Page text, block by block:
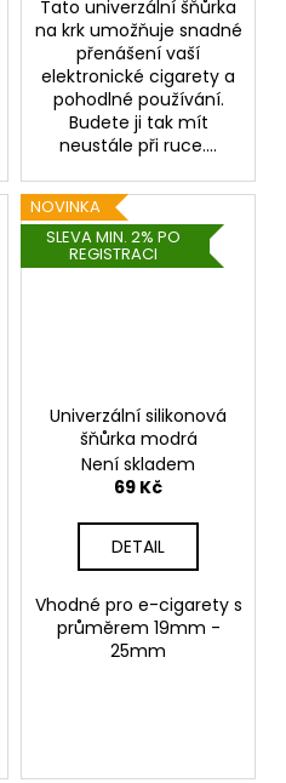
Tato univerzální šňůrka
na krk umožňuje snadné
přenášení vaší
elektronické cigarety a
pohodlné používání.
Budete ji tak mít
neustále při ruce....
NOVINKA
SLEVA MIN. 2% PO
REGISTRACI
Univerzální silikonová
šňůrka modrá
Není skladem
69 Kč
DETAIL
Vhodné pro e-cigarety s
průměrem 19mm -
25mm